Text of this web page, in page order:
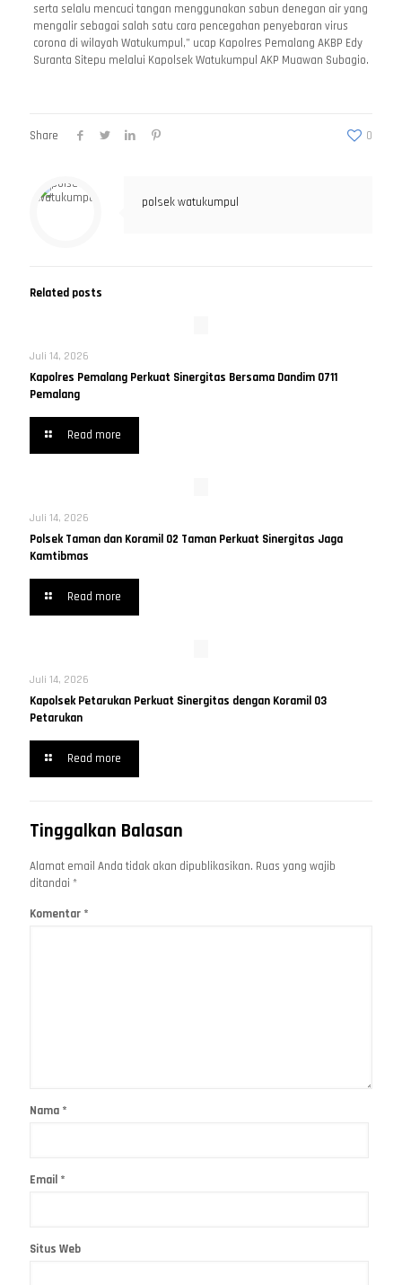
serta selalu mencuci tangan menggunakan sabun denegan air yang
mengalir sebagai salah satu cara pencegahan penyebaran virus
corona di wilayah Watukumpul,” ucap Kapolres Pemalang AKBP Edy
Suranta Sitepu melalui Kapolsek Watukumpul AKP Muawan Subagio.
Share 0
polsek watukumpul
Related posts
Juli 14, 2026
Kapolres Pemalang Perkuat Sinergitas Bersama Dandim 0711
Pemalang
Read more
Juli 14, 2026
Polsek Taman dan Koramil 02 Taman Perkuat Sinergitas Jaga
Kamtibmas
Read more
Juli 14, 2026
Kapolsek Petarukan Perkuat Sinergitas dengan Koramil 03
Petarukan
Read more
Tinggalkan Balasan
Alamat email Anda tidak akan dipublikasikan. Ruas yang wajib
ditandai *
Komentar *
Nama *
Email *
Situs Web